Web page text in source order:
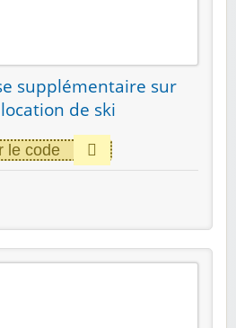
supplémentaire sur
de ski
le code